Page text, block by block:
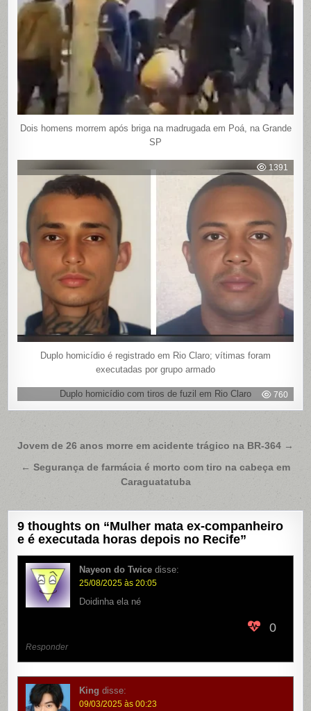
Dois homens morrem após briga na madrugada em Poá, na Grande
SP
1391
Duplo homicídio é registrado em Rio Claro; vítimas foram
executadas por grupo armado
760
Duplo homicídio com tiros de fuzil em Rio Claro
Navegação
de
Jovem de 26 anos morre em acidente trágico na BR-364 →
← Segurança de farmácia é morto com tiro na cabeça em
Caraguatatuba
9 thoughts on “Mulher mata ex-companheiro
e é executada horas depois no Recife”
Nayeon do Twice disse:
25/08/2025 às 20:05
Doidinha ela né
0
Responder
King disse:
09/03/2025 às 00:23